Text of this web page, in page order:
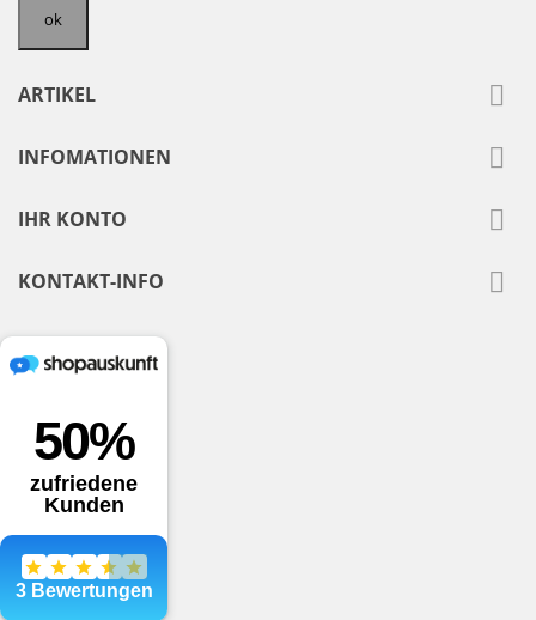
ARTIKEL 
INFOMATIONEN 
IHR KONTO 
KONTAKT-INFO 